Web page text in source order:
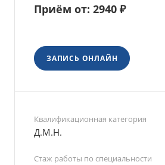
Приём от: 2940 ₽
ЗАПИСЬ ОНЛАЙН
Квалификационная категория
Д.М.Н.
Стаж работы по специальности